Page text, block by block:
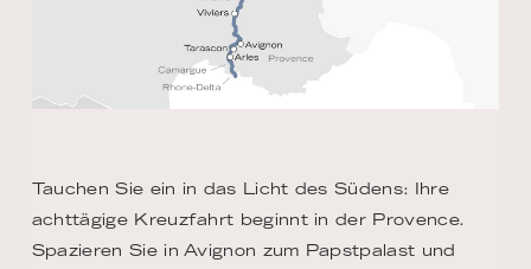
Tauchen Sie ein in das Licht des Südens: Ihre
achttägige Kreuzfahrt beginnt in der Provence.
Spazieren Sie in Avignon zum Papstpalast und